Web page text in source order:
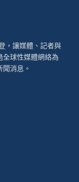
，讓媒體、記者與
全球性媒體網絡為
消息。